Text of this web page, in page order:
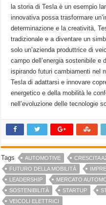
la storia di Tesla è un esempio
‌innovativa possa trasformare
‍determinazione e la creatività,
tradizionale e a diventare un
solo un’azienda produttrice di
campo⁣ dell’energia‌ sostenibile e
ispirando futuri cambiamenti nel
Tesla di adattarsi e ⁢innovare
energetico e della⁢ mobilità le⁣
⁤nell’evoluzione ‍delle tecnologie
Tags AUTOMOTIVE CRESCITA
FUTURO DELLA MOBILITÀ
LEADERSHIP
MERCATO
SOSTENIBILITÀ
STARTUP
VEICOLI ELETTRICI